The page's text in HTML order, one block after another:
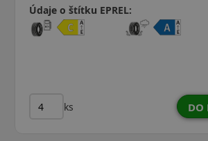
Údaje o štítku EPREL:
ks